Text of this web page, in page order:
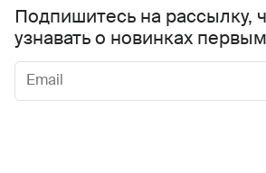
Подпишитесь на рассылку,
узнавать о новинках